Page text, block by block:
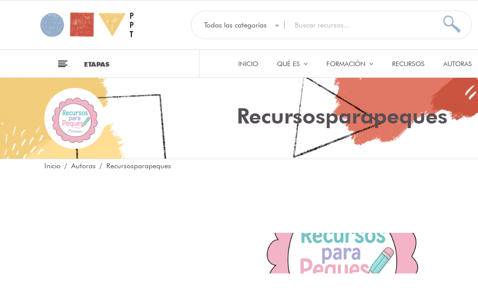
Todas las categorías
ETAPAS INICIO QUÉ ES FORMACIÓN RECURSOS AUTORAS
Recursosparapeques
Inicio Autoras Recursosparapeques